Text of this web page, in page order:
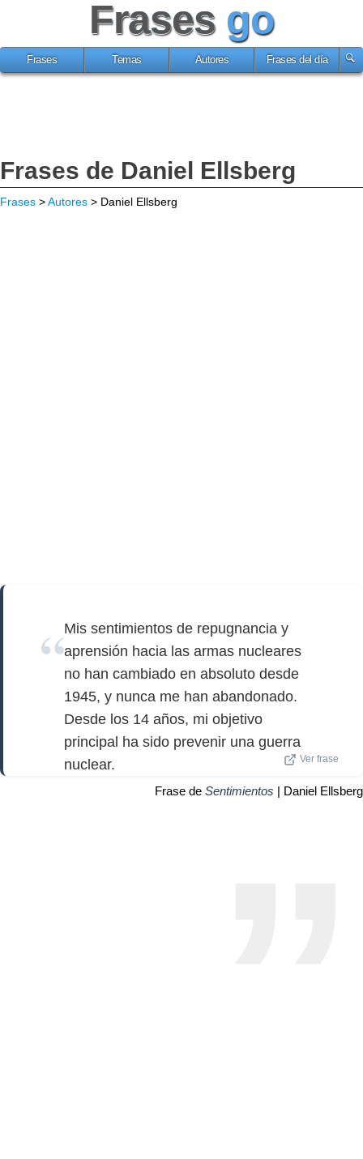
Frases go
Frases Temas Autores Frases del día
Frases de Daniel Ellsberg
Frases >Autores > Daniel Ellsberg
Mis sentimientos de repugnancia y
aprensión hacia las armas nucleares
no han cambiado en absoluto desde
1945, y nunca me han abandonado.
Desde los 14 años, mi objetivo
principal ha sido prevenir una guerra
nuclear.
Ver frase
Frase de Sentimientos | Daniel Ellsberg